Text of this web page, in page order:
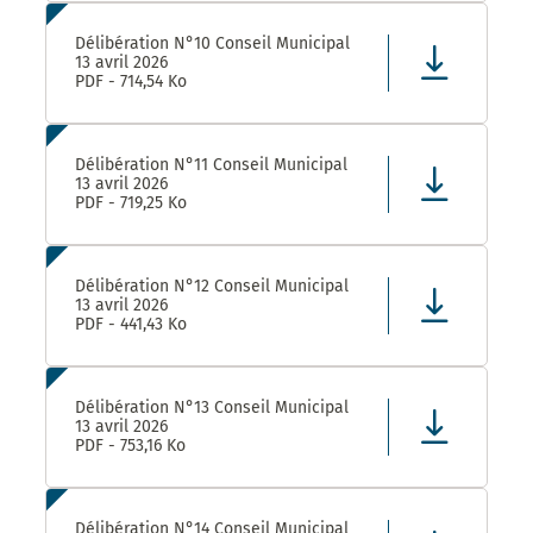
Délibération N°10 Conseil Municipal
13 avril 2026
PDF - 714,54 Ko
Délibération N°11 Conseil Municipal
13 avril 2026
PDF - 719,25 Ko
Délibération N°12 Conseil Municipal
13 avril 2026
PDF - 441,43 Ko
Délibération N°13 Conseil Municipal
13 avril 2026
PDF - 753,16 Ko